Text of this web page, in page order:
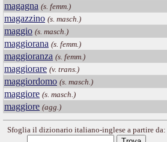
magagna (s. femm.)
magazzino (s. masch.)
maggio (s. masch.)
maggiorana (s. femm.)
maggioranza (s. femm.)
maggiorare (v. trans.)
maggiordomo (s. masch.)
maggiore (s. masch.)
maggiore (agg.)
Sfoglia il dizionario italiano-inglese a partire da: